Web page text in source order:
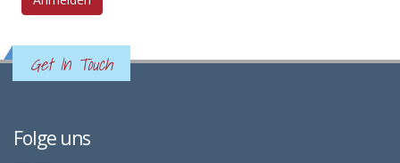
Get In Touch
Folge uns